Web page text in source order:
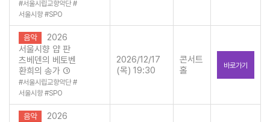
#서울시립교향악단 #
서울시향 #SPO
음악
2026
서울시향 얍 판
츠베덴의 베토벤
환희의 송가 ①
#서울시립교향악단 #
서울시향 #SPO
2026/12/17
(목) 19:30
콘서트
홀
바로가기
음악
2026